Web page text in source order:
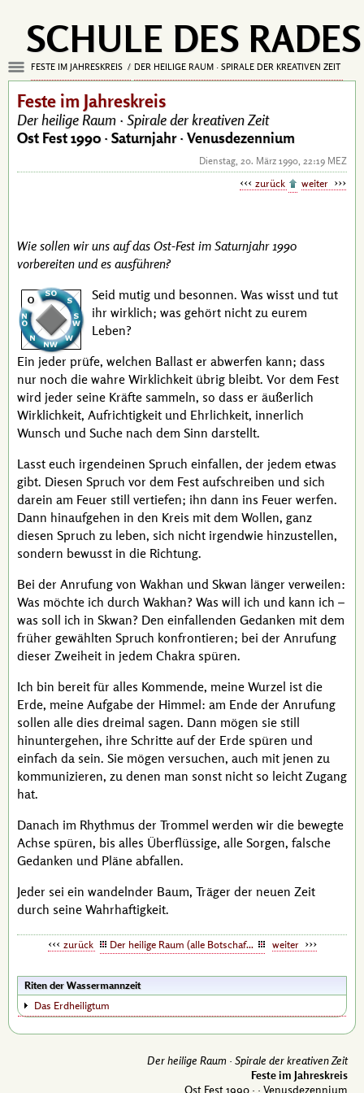
SCHULE DES RADES
FESTE IM JAHRESKREIS DER HEILIGE RAUM · SPIRALE DER KREATIVEN ZEIT
Feste im Jahreskreis
Der heilige Raum · Spirale der kreativen Zeit
Ost Fest 1990 · Saturnjahr · Venusdezennium
Dienstag, 20. März 1990, 22:19 MEZ
zurück weiter
Wie sollen wir uns auf das Ost-Fest im Saturnjahr 1990
vorbereiten und es ausführen?
Seid mutig und besonnen. Was wisst und tut
ihr wirklich; was gehört nicht zu eurem
Leben?
Ein jeder prüfe, welchen Ballast er abwerfen kann; dass
nur noch die wahre Wirklichkeit übrig bleibt. Vor dem Fest
wird jeder seine Kräfte sammeln, so dass er äußerlich
Wirklichkeit, Aufrichtigkeit und Ehrlichkeit, innerlich
Wunsch und Suche nach dem Sinn darstellt.
Lasst euch irgendeinen Spruch einfallen, der jedem etwas
gibt. Diesen Spruch vor dem Fest aufschreiben und sich
darein am Feuer still vertiefen; ihn dann ins Feuer werfen.
Dann hinaufgehen in den Kreis mit dem Wollen, ganz
diesen Spruch zu leben, sich nicht irgendwie hinzustellen,
sondern bewusst in die Richtung.
Bei der Anrufung von Wakhan und Skwan länger verweilen:
Was möchte ich durch Wakhan? Was will ich und kann ich –
was soll ich in Skwan? Den einfallenden Gedanken mit dem
früher gewählten Spruch konfrontieren; bei der Anrufung
dieser Zweiheit in jedem Chakra spüren.
Ich bin bereit für alles Kommende, meine Wurzel ist die
Erde, meine Aufgabe der Himmel: am Ende der Anrufung
sollen alle dies dreimal sagen. Dann mögen sie still
hinuntergehen, ihre Schritte auf der Erde spüren und
einfach da sein. Sie mögen versuchen, auch mit jenen zu
kommunizieren, zu denen man sonst nicht so leicht Zugang
hat.
Danach im Rhythmus der Trommel werden wir die bewegte
Achse spüren, bis alles Überflüssige, alle Sorgen, falsche
Gedanken und Pläne abfallen.
Jeder sei ein wandelnder Baum, Träger der neuen Zeit
durch seine Wahrhaftigkeit.
zurück Der heilige Raum (alle Botschaften) weiter
Riten der Wassermannzeit
Das Erdheiligtum
Der heilige Raum · Spirale der kreativen Zeit
Feste im Jahreskreis
Ost Fest 1990 · · Venusdezennium